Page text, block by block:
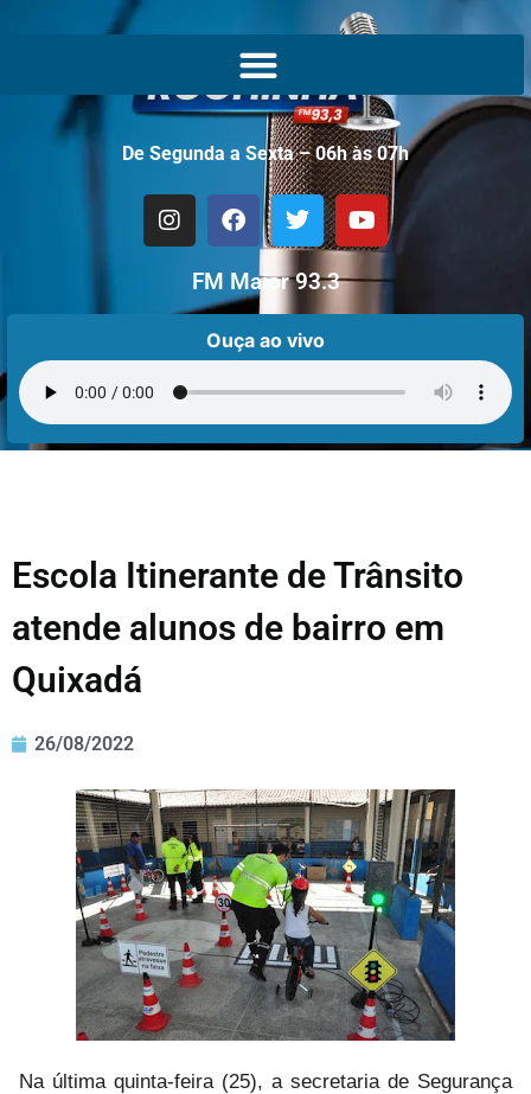
De Segunda a Sexta – 06h às 07h
FM Maior 93.3
Ouça ao vivo
Escola Itinerante de Trânsito
atende alunos de bairro em
Quixadá
26/08/2022
Na última quinta-feira (25), a secretaria de Segurança